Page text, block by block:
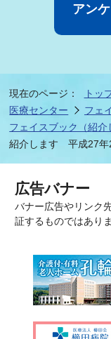
現在のページ： トッ
医療センター
フェ
フェイスブック（紹介
紹介します 平成27年
広告バナー
バナー広告やリンク
証するものではあり